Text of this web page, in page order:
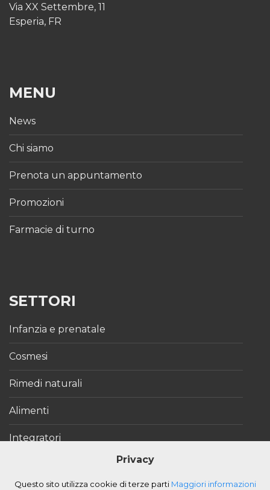
Via XX Settembre, 11
Esperia, FR
MENU
News
Chi siamo
Prenota un appuntamento
Promozioni
Farmacie di turno
SETTORI
Infanzia e prenatale
Cosmesi
Rimedi naturali
Alimenti
Integratori
Privacy
Questo sito utilizza cookie di terze parti Maggiori informazioni